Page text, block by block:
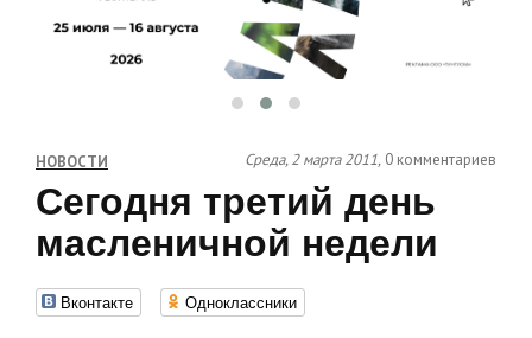
НОВОСТИ Среда, 2 марта 2011, 0 комментариев
Сегодня третий день
масленичной недели
Вконтакте Одноклассники